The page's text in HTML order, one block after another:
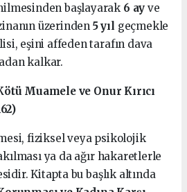
başlayarak 6 ay ve
üzerinden 5 yıl geçmekle
eşini affeden tarafın dava
kalkar.
Muamele ve Onur Kırıcı
fiziksel veya psikolojik
ya da ağır hakaretlerle
Kitapta bu başlık altında